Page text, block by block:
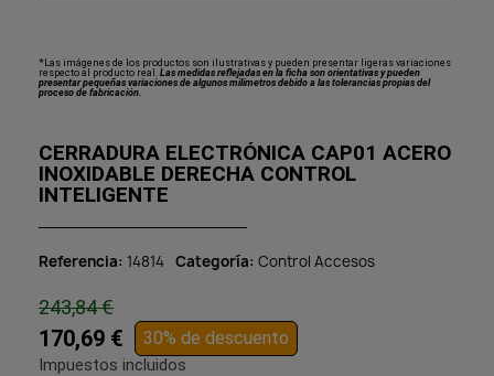
*Las imágenes de los productos son ilustrativas y pueden presentar ligeras variaciones
respecto al producto real. Las medidas reflejadas en la ficha son orientativas y pueden
presentar pequeñas variaciones de algunos milímetros debido a las tolerancias propias del
proceso de fabricación.
CERRADURA ELECTRÓNICA CAP01 ACERO
INOXIDABLE DERECHA CONTROL
INTELIGENTE
Referencia 14814 Categoría Control Accesos
243,84 €
170,69 € 30% de descuento
Impuestos incluidos